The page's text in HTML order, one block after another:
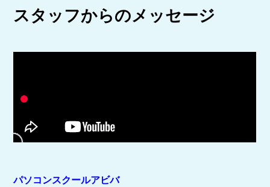
スタッフからのメッセージ
パソコンスクールアビバ